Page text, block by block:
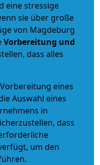
eine stressige
sie über große
von Magdeburg
Vorbereitung und
dass alles
eines
Auswahl eines
in
dass
um den